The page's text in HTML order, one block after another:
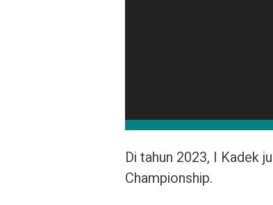
Di tahun 2023, I Kadek
Championship.